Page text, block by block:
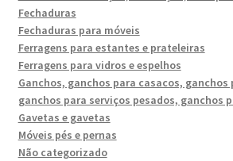
Fechaduras
Fechaduras para móveis
Ferragens para estantes e prateleiras
Ferragens para vidros e espelhos
Ganchos, ganchos para casacos,
ganchos para serviços pesados, ganchos
Gavetas e gavetas
Móveis pés e pernas
Não categorizado